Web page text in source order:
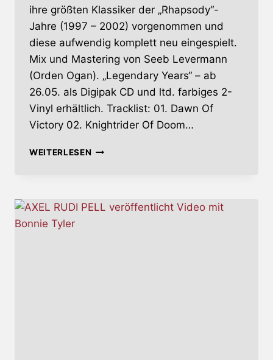
ihre größten Klassiker der „Rhapsody“-
Jahre (1997 – 2002) vorgenommen und
diese aufwendig komplett neu eingespielt.
Mix und Mastering von Seeb Levermann
(Orden Ogan). „Legendary Years“ – ab
26.05. als Digipak CD und ltd. farbiges 2-
Vinyl erhältlich. Tracklist: 01. Dawn Of
Victory 02. Knightrider Of Doom…
WEITERLESENRHAPSODY
ZU